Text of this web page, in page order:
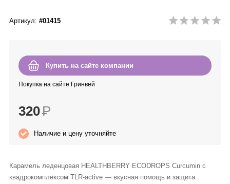
Happy Dew
Green Minds
Артикул: #01415
Купить на сайте компании
Покупка на сайте Гринвей
320Р
Наличие и цену уточняйте
Карамель леденцовая HEALTHBERRY ECODROPS Curcumin с
квадрокомплексом TLR-active — вкусная помощь и защита